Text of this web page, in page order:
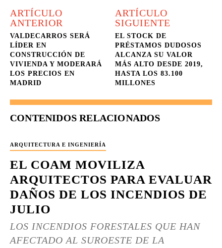
ARTÍCULO
ANTERIOR
VALDECARROS SERÁ
LÍDER EN
CONSTRUCCIÓN DE
VIVIENDA Y MODERARÁ
LOS PRECIOS EN
MADRID
ARTÍCULO
SIGUIENTE
EL STOCK DE
PRÉSTAMOS DUDOSOS
ALCANZA SU VALOR
MÁS ALTO DESDE 2019,
HASTA LOS 83.100
MILLONES
CONTENIDOS RELACIONADOS
ARQUITECTURA E INGENIERÍA
EL COAM MOVILIZA
ARQUITECTOS PARA EVALUAR
DAÑOS DE LOS INCENDIOS DE
JULIO
LOS INCENDIOS FORESTALES QUE HAN
AFECTADO AL SUROESTE DE LA